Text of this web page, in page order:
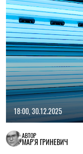
18:00, 30.12.2025
АВТОР
МАР'Я ГРИНЕВИЧ